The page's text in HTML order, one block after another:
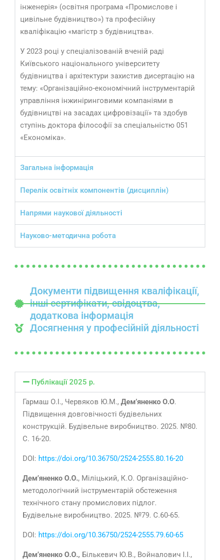
інженерія» (освітня програма «Промислове і
цивільне будівництво») та професійну
кваліфікацію «магістр з будівництва».
У 2023 році у спеціалізованій вченій раді
Київського національного університету
будівництва і архітектури захистив дисертацію на
тему: «Організаційно-економічний інструментарій
управління інжиніринговими компаніями в
будівництві на засадах цифровізації» та здобув
ступінь доктора філософії за спеціальністю 051
«Економіка».
Загальна інформація
Перелік освітніх компонентів (дисциплін)
Напрями наукової діяльності
Науково-методична робота
Документи підвищення кваліфікації,
інші сертифікати, свідоцтва,
додаткова інформація
Досягнення у професійній діяльності
Публікації 2025 р.
Гармаш О.І., Червяков Ю.М., Дем’яненко О.О.
Підвищення довговічності будівельних
конструкцій. Будівельне виробництво. 2025. №80.
С. 16-20.
DOI: https://doi.org/10.36750/2524-2555.80.16-20
Дем’яненко О.О., Міліцький, К.О. Організаційно-
методологічний інструментарій обстеження
технічного стану промислових підлог.
Будівельне виробництво. 2025. №79. С.60-65.
DOI: https://doi.org/10.36750/2524-2555.79.60-65
Дем’яненко О.О., Бількевич Ю.В., Войналович І.І.,